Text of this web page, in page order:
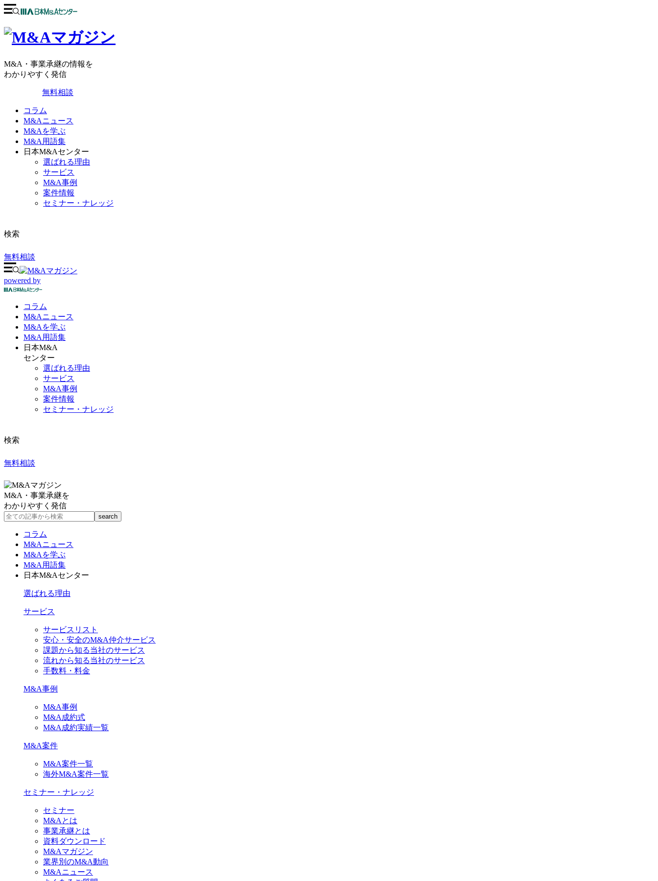
M&A・事業承継の情報を
わかりやすく発信
無料相談
コラム
M&Aニュース
M&Aを学ぶ
M&A用語集
日本M&Aセンター
選ばれる理由
サービス
M&A事例
案件情報
セミナー・ナレッジ
検索
無料相談
powered by
コラム
M&Aニュース
M&Aを学ぶ
M&A 用語集
日本M&A
センター
選ばれる理由
サービス
M&A事例
案件情報
セミナー・ナレッジ
検索
無料相談
M&A・事業承継を
わかりやすく発信
コラム
M&Aニュース
M&Aを学ぶ
M&A用語集
日本M&Aセンター
選ばれる理由
サービス
サービスリスト
安心・安全のM&A仲介サービス
課題から知る当社のサービス
流れから知る当社のサービス
手数料・料金
M&A事例
M&A事例
M&A成約式
M&A成約実績一覧
M&A案件
M&A案件一覧
海外M&A案件一覧
セミナー・ナレッジ
セミナー
M&Aとは
事業承継とは
資料ダウンロード
M&Aマガジン
業界別のM&A動向
M&Aニュース